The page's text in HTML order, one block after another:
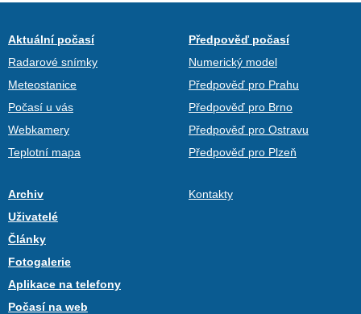
Aktuální počasí
Radarové snímky
Meteostanice
Počasí u vás
Webkamery
Teplotní mapa
Předpověď počasí
Numerický model
Předpověď pro Prahu
Předpověď pro Brno
Předpověď pro Ostravu
Předpověď pro Plzeň
Archiv
Uživatelé
Články
Fotogalerie
Aplikace na telefony
Počasí na web
Kontakty